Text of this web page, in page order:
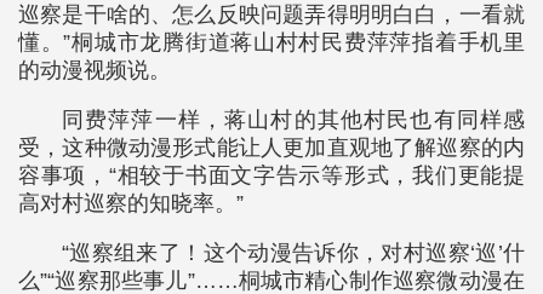
巡察是干啥的、怎么反映问题弄得明明白白，一看就
懂。”桐城市龙腾街道蒋山村村民费萍萍指着手机里
的动漫视频说。
同费萍萍一样，蒋山村的其他村民也有同样感
受，这种微动漫形式能让人更加直观地了解巡察的内
容事项，“相较于书面文字告示等形式，我们更能提
高对村巡察的知晓率。”
“巡察组来了！这个动漫告诉你，对村巡察‘巡’什
么”“巡察那些事儿”……桐城市精心制作巡察微动漫在